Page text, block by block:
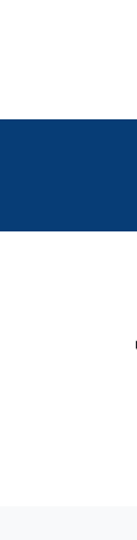
Bilim
Canlı
Tüm
Son
Haber